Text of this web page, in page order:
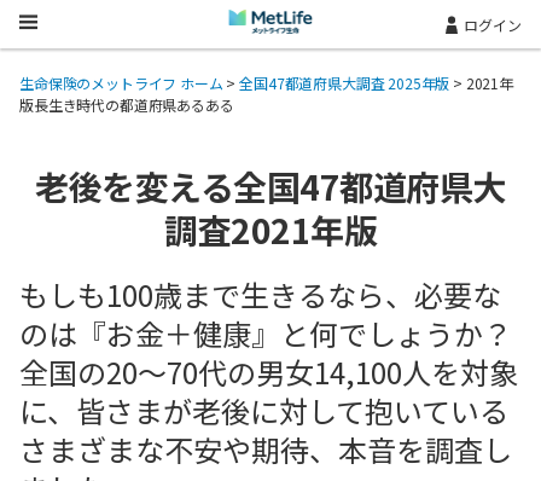
Skip Navigation ログイン
生命保険のメットライフ ホーム >全国47都道府県大調査 2025年版 > 2021年
版長生き時代の都道府県あるある
老後を変える全国47都道府県大
調査2021年版
もしも100歳まで生きるなら、必要な
のは『お金＋健康』と何でしょうか？
全国の20～70代の男女14,100人を対象
に、皆さまが老後に対して抱いている
さまざまな不安や期待、本音を調査し